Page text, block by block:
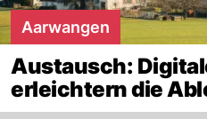
Aarwangen
Austausch:
erleichtern die